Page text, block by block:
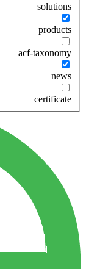
solutions
products
acf-taxonomy
news
certificate